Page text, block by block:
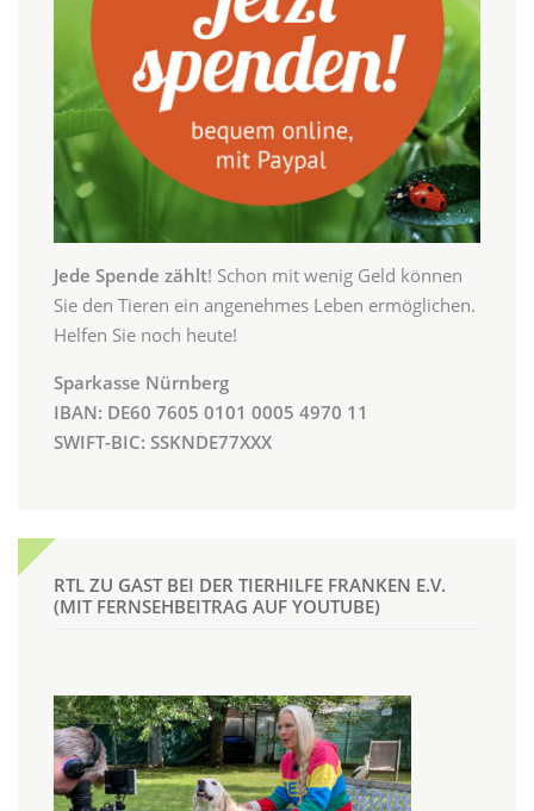
Jede Spende zählt! Schon mit wenig Geld können
Sie den Tieren ein angenehmes Leben ermöglichen.
Helfen Sie noch heute!
Sparkasse Nürnberg
IBAN: DE60 7605 0101 0005 4970 11
SWIFT-BIC: SSKNDE77XXX
RTL ZU GAST BEI DER TIERHILFE FRANKEN E.V.
(MIT FERNSEHBEITRAG AUF YOUTUBE)